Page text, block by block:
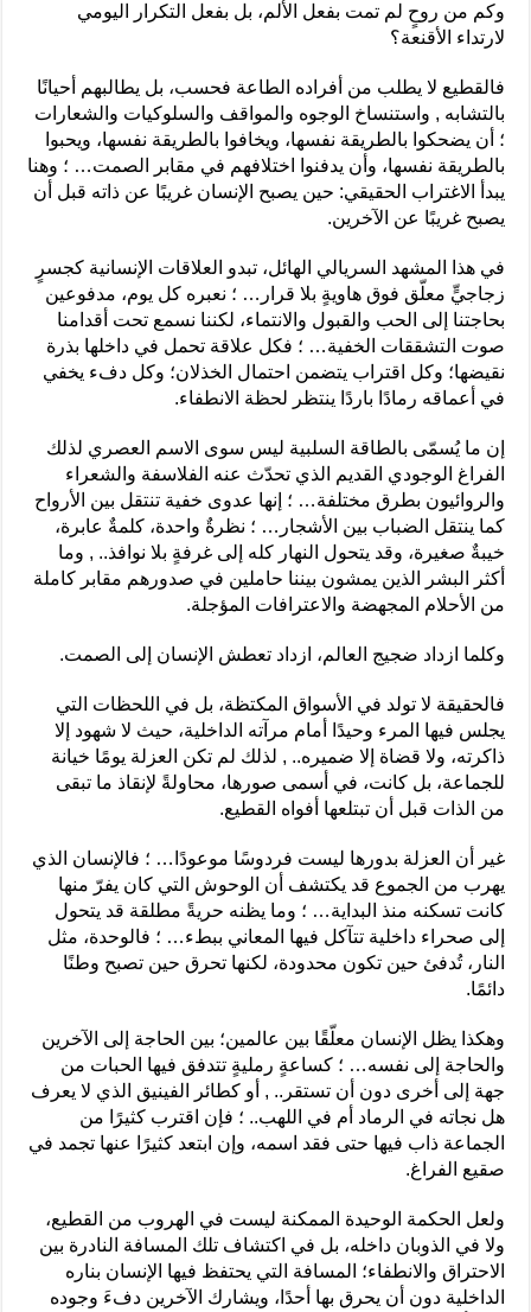
وكم من روحٍ لم تمت بفعل الألم، بل بفعل التكرار اليومي
لارتداء الأقنعة؟
فالقطيع لا يطلب من أفراده الطاعة فحسب، بل يطالبهم أحيانًا
بالتشابه , واستنساخ الوجوه والمواقف والسلوكيات والشعارات
؛ أن يضحكوا بالطريقة نفسها، ويخافوا بالطريقة نفسها، ويحبوا
بالطريقة نفسها، وأن يدفنوا اختلافهم في مقابر الصمت… ؛ وهنا
يبدأ الاغتراب الحقيقي: حين يصبح الإنسان غريبًا عن ذاته قبل أن
يصبح غريبًا عن الآخرين.
في هذا المشهد السريالي الهائل، تبدو العلاقات الإنسانية كجسرٍ
زجاجيٍّ معلّق فوق هاويةٍ بلا قرار… ؛ نعبره كل يوم، مدفوعين
بحاجتنا إلى الحب والقبول والانتماء، لكننا نسمع تحت أقدامنا
صوت التشققات الخفية… ؛ فكل علاقة تحمل في داخلها بذرة
نقيضها؛ وكل اقتراب يتضمن احتمال الخذلان؛ وكل دفء يخفي
في أعماقه رمادًا باردًا ينتظر لحظة الانطفاء.
إن ما يُسمّى بالطاقة السلبية ليس سوى الاسم العصري لذلك
الفراغ الوجودي القديم الذي تحدّث عنه الفلاسفة والشعراء
والروائيون بطرق مختلفة… ؛ إنها عدوى خفية تنتقل بين الأرواح
كما ينتقل الضباب بين الأشجار… ؛ نظرةٌ واحدة، كلمةٌ عابرة،
خيبةٌ صغيرة، وقد يتحول النهار كله إلى غرفةٍ بلا نوافذ.. , وما
أكثر البشر الذين يمشون بيننا حاملين في صدورهم مقابر كاملة
من الأحلام المجهضة والاعترافات المؤجلة.
وكلما ازداد ضجيج العالم، ازداد تعطش الإنسان إلى الصمت.
فالحقيقة لا تولد في الأسواق المكتظة، بل في اللحظات التي
يجلس فيها المرء وحيدًا أمام مرآته الداخلية، حيث لا شهود إلا
ذاكرته، ولا قضاة إلا ضميره.. , لذلك لم تكن العزلة يومًا خيانة
للجماعة، بل كانت، في أسمى صورها، محاولةً لإنقاذ ما تبقى
من الذات قبل أن تبتلعها أفواه القطيع.
غير أن العزلة بدورها ليست فردوسًا موعودًا… ؛ فالإنسان الذي
يهرب من الجموع قد يكتشف أن الوحوش التي كان يفرّ منها
كانت تسكنه منذ البداية… ؛ وما يظنه حريةً مطلقة قد يتحول
إلى صحراء داخلية تتآكل فيها المعاني ببطء… ؛ فالوحدة، مثل
النار، تُدفئ حين تكون محدودة، لكنها تحرق حين تصبح وطنًا
دائمًا.
وهكذا يظل الإنسان معلّقًا بين عالمين؛ بين الحاجة إلى الآخرين
والحاجة إلى نفسه… ؛ كساعةٍ رمليةٍ تتدفق فيها الحبات من
جهة إلى أخرى دون أن تستقر.. , أو كطائر الفينيق الذي لا يعرف
هل نجاته في الرماد أم في اللهب.. ؛ فإن اقترب كثيرًا من
الجماعة ذاب فيها حتى فقد اسمه، وإن ابتعد كثيرًا عنها تجمد في
صقيع الفراغ.
ولعل الحكمة الوحيدة الممكنة ليست في الهروب من القطيع،
ولا في الذوبان داخله، بل في اكتشاف تلك المسافة النادرة بين
الاحتراق والانطفاء؛ المسافة التي يحتفظ فيها الإنسان بناره
الداخلية دون أن يحرق بها أحدًا، ويشارك الآخرين دفءَ وجوده